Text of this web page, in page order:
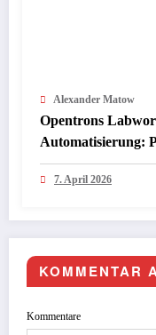
Alexander Matow
Opentrons
Automatisierung:
Flex-System
7. April 2026
KOMMENTAR
Kommentare